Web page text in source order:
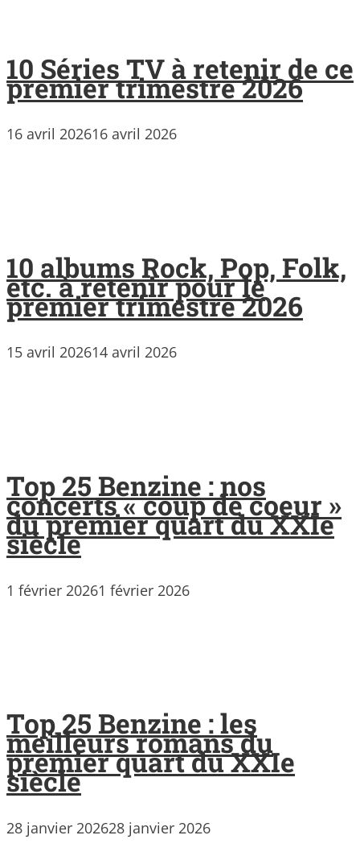
10 Séries TV à retenir de ce
premier trimestre 2026
16 avril 202616 avril 2026
10 albums Rock, Pop, Folk,
etc. à retenir pour le
premier trimestre 2026
15 avril 202614 avril 2026
Top 25 Benzine : nos
concerts « coup de coeur »
du premier quart du XXIe
siècle
1 février 20261 février 2026
Top 25 Benzine : les
meilleurs romans du
premier quart du XXIe
siècle
28 janvier 202628 janvier 2026